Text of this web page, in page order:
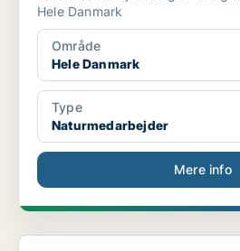
Hele Danmark
Område
Hele Danmark
Type
Naturmedarbejder
Mere info